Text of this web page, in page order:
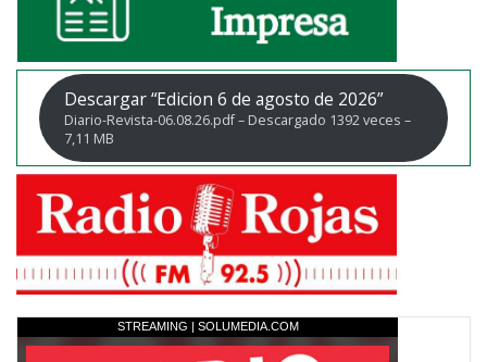
Descargar “Edicion 6 de agosto de 2026”
Diario-Revista-06.08.26.pdf – Descargado 1392 veces –
7,11 MB